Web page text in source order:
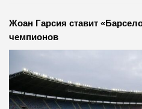
Жоан Гарсия ставит
чемпионов